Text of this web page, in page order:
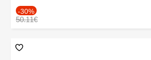
-30%
50.11€